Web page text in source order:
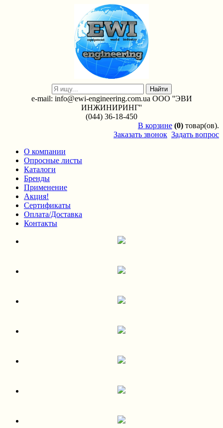
e-mail: info@ewi-engineering.com.ua ООО ''ЭВИ
ИНЖИНИРИНГ''
(044) 36-18-450
В корзине (0) товар(ов).
Заказать звонок Задать вопрос
О компании
Опросные листы
Каталоги
Бренды
Применение
Акция!
Сертификаты
Оплата/Доставка
Контакты